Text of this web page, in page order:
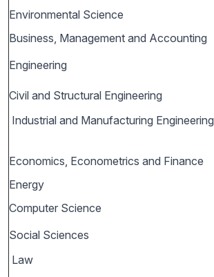
Environmental Science
Business, Management and Accounting
Engineering
Civil and Structural Engineering
Industrial and Manufacturing Engineering
Economics, Econometrics and Finance
Energy
Computer Science
Social Sciences
Law